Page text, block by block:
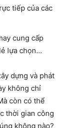
tiếp của các
cung cấp
lựa chọn…
dựng và phát
không chỉ
còn có thể
thời gian công
không nào?